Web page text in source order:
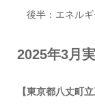
後半：エネルギ
2025年3月
【東京都八丈町